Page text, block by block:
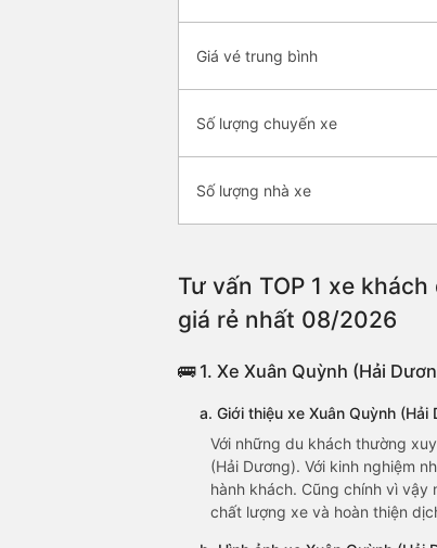
Giá vé trung bình
Số lượng chuyến xe
Số lượng nhà xe
Tư vấn TOP 1 xe
giá rẻ nhất 08/2026
🚌 1. Xe Xuân Quỳnh (Hải
a. Giới thiệu xe Xuân Quỳnh (Hải
Với những du khách thường
(Hải Dương). Với kinh nghiệm
hành khách. Cũng chính vì
chất lượng xe và hoàn thiện